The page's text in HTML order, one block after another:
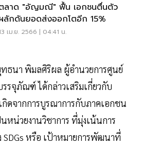
ลาด "อัญมณี" ฟื้น เอกชนตื่นตัว
ลักดันยอดส่งออกโตอีก 15%
เม.ย. 2566 | 04:41 น.
ทธนา พิมลศิริผล ผู้อำนวยการศูนย์
รจุภัณฑ์ ได้กล่าวเสริมเกี่ยวกับ
จากการบูรณาการกับภาคเอกชน
หน่วยงานวิชาการ ที่มุ่งเน้นการ
SDGs หรือ เป้าหมายการพัฒนาที่